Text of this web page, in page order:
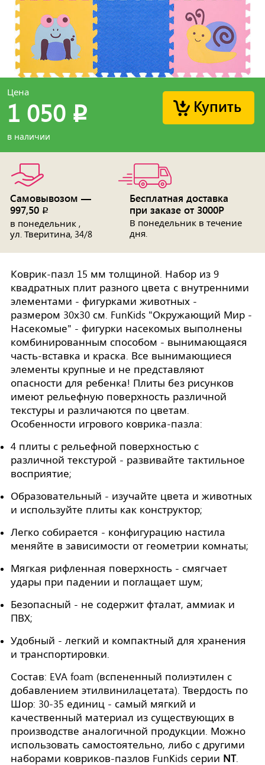
Купить
Цена
1 050 p
в наличии
Самовывозом —
997,50 p
в понедельник ,
ул. Тверитина, 34/8
Бесплатная доставка
при заказе от 3000Р
В понедельник в течение
дня.
Коврик-пазл 15 мм толщиной. Набор из 9
квадратных плит разного цвета с внутренними
элементами - фигурками животных -
размером 30х30 см. FunKids "Окружающий Мир -
Насекомые" - фигурки насекомых выполнены
комбинированным способом - вынимающаяся
часть-вставка и краска. Все вынимающиеся
элементы крупные и не представляют
опасности для ребенка! Плиты без рисунков
имеют рельефную поверхность различной
текстуры и различаются по цветам.
Особенности игрового коврика-пазла:
4 плиты с рельефной поверхностью с
различной текстурой - развивайте тактильное
восприятие;
Образовательный - изучайте цвета и животных
и используйте плиты как конструктор;
Легко собирается - конфигурацию настила
меняйте в зависимости от геометрии комнаты;
Мягкая рифленная поверхность - смягчает
удары при падении и поглащает шум;
Безопасный - не содержит фталат, аммиак и
ПВХ;
Удобный - легкий и компактный для хранения
и транспортировки.
Состав: EVA foam (вспененный полиэтилен с
добавлением этилвинилацетата). Твердость по
Шор: 30-35 единиц - самый мягкий и
качественный материал из существующих в
производстве аналогичной продукции. Можно
использовать самостоятельно, либо с другими
наборами ковриков-пазлов FunKids серии NT.